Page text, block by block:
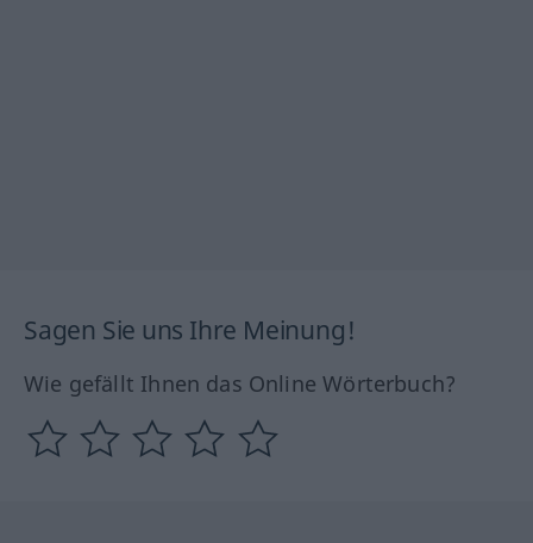
Sagen Sie uns Ihre Meinung!
Wie gefällt Ihnen das Online Wörterbuch?